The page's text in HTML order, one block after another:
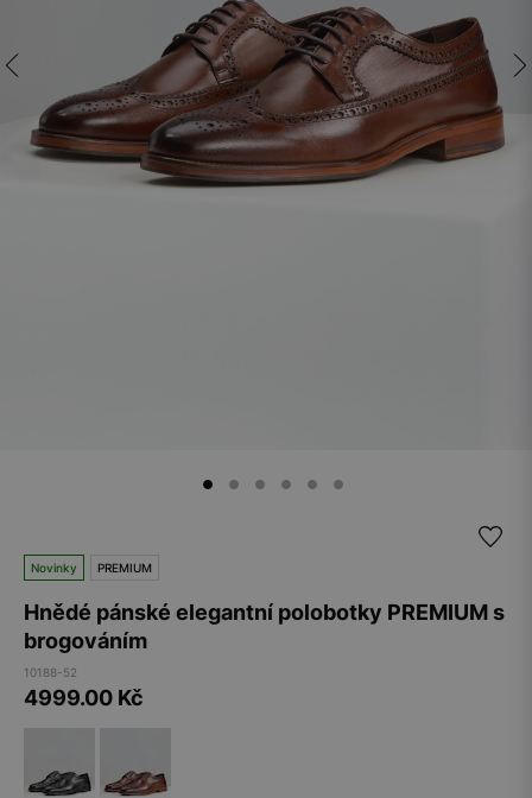
Novinky PREMIUM
Hnědé pánské elegantní polobotky PREMIUM s
brogováním
10188-52
4999.00 Kč